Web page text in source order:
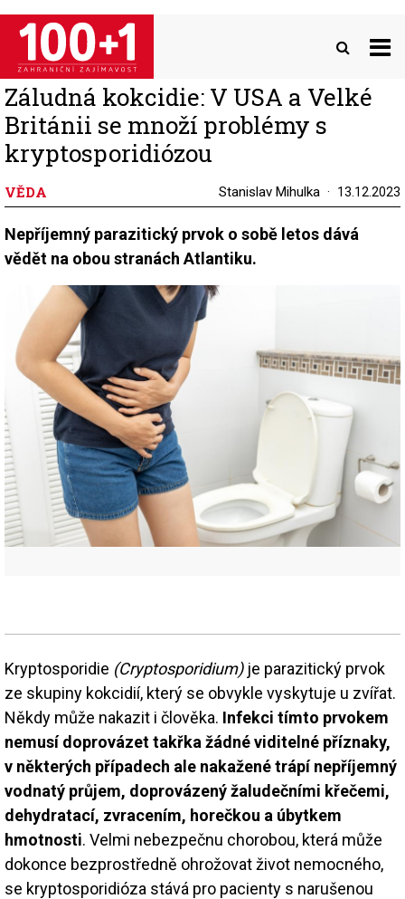
Přejít
hlavnímu
obsahu
Záludná kokcidie: V USA a Velké
Británii se množí problémy s
kryptosporidiózou
VĚDA Stanislav Mihulka 13.12.2023
Nepříjemný parazitický prvok o sobě letos dává
vědět na obou stranách Atlantiku.
Kryptosporidie (Cryptosporidium)je parazitický prvok
ze skupiny kokcidií, který se obvykle vyskytuje u zvířat.
Někdy může nakazit i člověka. Infekci tímto prvokem
nemusí doprovázet takřka žádné viditelné příznaky,
v některých případech ale nakažené trápí nepříjemný
vodnatý průjem, doprovázený žaludečními křečemi,
dehydratací, zvracením, horečkou a úbytkem
hmotnosti. Velmi nebezpečnu chorobou, která může
dokonce bezprostředně ohrožovat život nemocného,
se kryptosporidióza stává pro pacienty s narušenou